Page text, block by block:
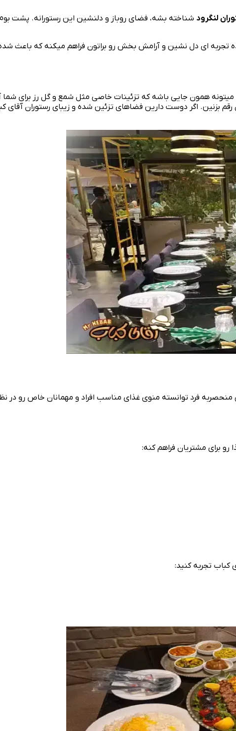
لنگرود شناخته بشه، فضای روباز و دلنشین این رستورانه. پشت
تجربه‌ ای دل‌ نشین و آرامش‌ بخش رو براتون فراهم میکنه که باعث شده
میتونه همون جایی باشه که تزئینات خاصی مثل شمع و گل رز برای شما
رقم بزنین. اگر دوست دارین فضاهای تزئین شده و زیبای رستوران
فرد توانسته منوی غذای مناسب افراد و مهمانان خاص رو در نظر
برای مشتریان فراهم کنه:
کباب تجربه کنید: